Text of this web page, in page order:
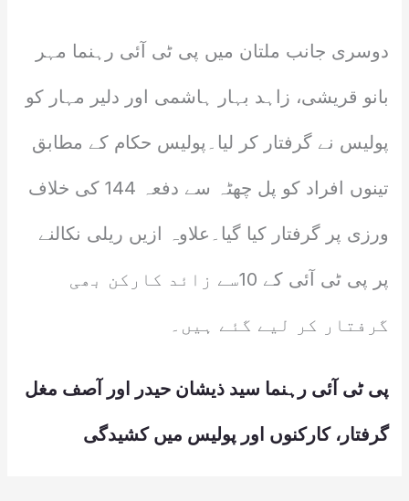
دوسری جانب ملتان میں پی ٹی آئی رہنما مہر
بانو قریشی، زاہد بہار ہاشمی اور دلیر مہار کو
پولیس نے گرفتار کر لیا۔پولیس حکام کے مطابق
تینوں افراد کو پل چھٹہ سے دفعہ 144 کی خلاف
ورزی پر گرفتار کیا گیا۔علاوہ ازیں ریلی نکالنے
پر پی ٹی آئی کے 10سے زائد کارکن بھی
گرفتار کر لیے گئے ہیں۔
پی ٹی آئی رہنما سید ذیشان حیدر اور آصف مغل
گرفتار، کارکنوں اور پولیس میں کشیدگی